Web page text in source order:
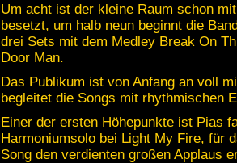
Um acht ist der kleine Raum schon
besetzt, um halb neun beginnt die
drei Sets mit dem Medley Break On
Door Man.
Das Publikum ist von Anfang an voll
begleitet die Songs mit rhythmischen
Einer der ersten Höhepunkte ist Pias
Harmoniumsolo bei Light My Fire, für
Song den verdienten großen Applaus